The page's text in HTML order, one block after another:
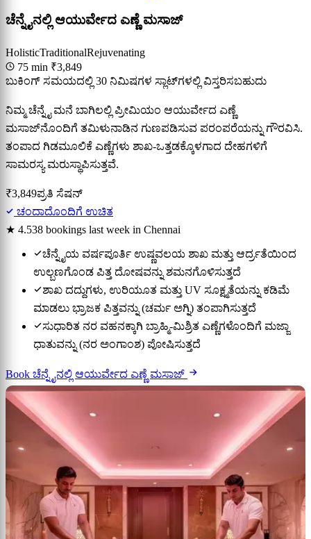
ಚೆನ್ನೈನಲ್ಲಿ ಆಯುರ್ವೇದ ಎಣ್ಣೆ ಮಸಾಜ್
HolisticTraditionalRejuvenating
75 min ₹3,849
ಬುಕಿಂಗ್ ಸಮಯದಲ್ಲಿ 30 ನಿಮಿಷಗಳ ಸ್ಲಾಟ್‌ಗಳಲ್ಲಿ ವಿಸ್ತರಿಸಬಹುದು
ನಿಮ್ಮ ಚೆನ್ನೈ ಮನೆ ಬಾಗಿಲಲ್ಲಿ ಪ್ರೀಮಿಯಂ ಆಯುರ್ವೇದ ಎಣ್ಣೆ
ಮಸಾಜ್‌ನೊಂದಿಗೆ ತಮಿಳುನಾಡಿನ ಗುಣಪಡಿಸುವ ಪರಂಪರೆಯನ್ನು ಗೌರವಿಸಿ.
ತಂಪಾದ ಗಿಡಮೂಲಿಕೆ ಎಣ್ಣೆಗಳು ಶಾಖ-ಒತ್ತಡಕ್ಕೊಳಗಾದ ದೇಹಗಳಿಗೆ
ಸಾಮರಸ್ಯ ಮರುಸ್ಥಾಪಿಸುತ್ತವೆ.
₹3,849ಪ್ರತಿ ಸೆಷನ್
ಚಂದಾದೊಂದಿಗೆ ಉಚಿತ
★ 4.538 bookings last week in Chennai
ಚೆನ್ನೈಯ ವರ್ಷಪೂರ್ತಿ ಉಷ್ಣವಲಯ ಶಾಖ ಮತ್ತು ಆರ್ದ್ರತೆಯಿಂದ
ಉಲ್ಬಣಗೊಂಡ ಪಿತ್ತ ದೋಷವನ್ನು ಶಮನಗೊಳಿಸುತ್ತದೆ
ಶಾಖ ದದ್ದುಗಳು, ಉರಿಯೂತ ಮತ್ತು UV ಸೂಕ್ಷ್ಮತೆಯನ್ನು ಕಡಿಮೆ
ಮಾಡಲು ಭ್ರಾಜಕ ಪಿತ್ತವನ್ನು (ಚರ್ಮ ಅಗ್ನಿ) ತಂಪಾಗಿಸುತ್ತದೆ
ಸುಧಾರಿತ ನರ ವಹನಕ್ಕಾಗಿ ಬ್ರಾಹ್ಮಿ-ಮಿಶ್ರಿತ ಎಣ್ಣೆಗಳೊಂದಿಗೆ ಮಜ್ಜಾ
ಧಾತುವನ್ನು (ನರ ಅಂಗಾಂಶ) ಪೋಷಿಸುತ್ತದೆ
Book ಚೆನ್ನೈನಲ್ಲಿ ಆಯುರ್ವೇದ ಎಣ್ಣೆ ಮಸಾಜ್